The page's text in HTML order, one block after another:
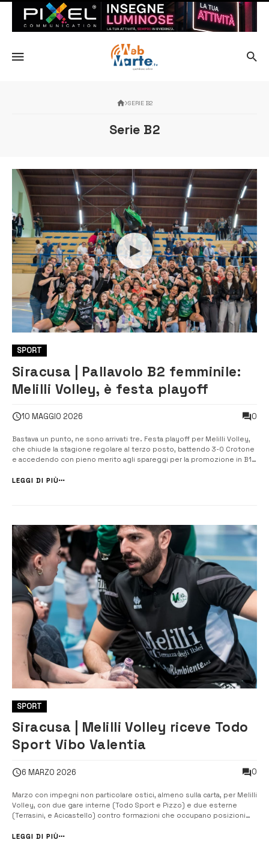
SERIE B2
Serie B2
SPORT
Siracusa | Pallavolo B2 femminile:
Melilli Volley, è festa playoff
10 MAGGIO 2026 0
Bastava un punto, ne sono arrivati tre. Festa playoff per Melilli Volley,
che chiude la stagione regolare al terzo posto, battendo 3-0 Crotone
e accedendo con pieno merito agli spareggi per la promozione in B1.
(impiegata solo in alcuni frangenti del match) realizza il punto [&h...
LEGGI DI PIÙ
SPORT
Siracusa | Melilli Volley riceve Todo
Sport Vibo Valentia
6 MARZO 2026 0
Marzo con impegni non particolare ostici, almeno sulla carta, per Melilli
Volley, con due gare interne (Todo Sport e Pizzo) e due esterne
(Terrasini, e Acicastello) contro formazioni che occupano posizioni
marzo, alle 18 in casa contro Todo Sport Vibo Valentia, compagine che
LEGGI DI PIÙ